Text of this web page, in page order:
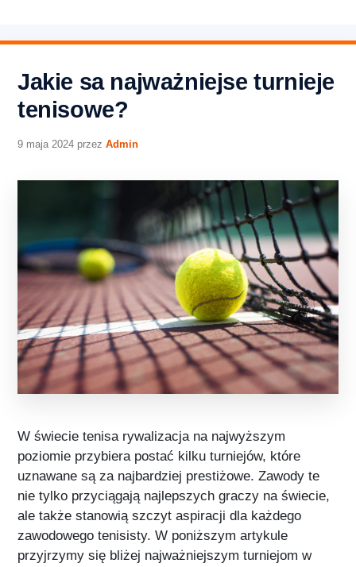
Jakie sa najważniejse turnieje
tenisowe?
9 maja 2024 przez Admin
W świecie tenisa rywalizacja na najwyższym
poziomie przybiera postać kilku turniejów, które
uznawane są za najbardziej prestiżowe. Zawody te
nie tylko przyciągają najlepszych graczy na świecie,
ale także stanowią szczyt aspiracji dla każdego
zawodowego tenisisty. W poniższym artykule
przyjrzymy się bliżej najważniejszym turniejom w